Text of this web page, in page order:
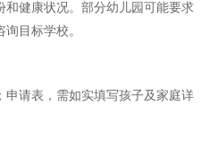
和健康状况。部分幼儿园可能要求
目标学校。
请表，需如实填写孩子及家庭详